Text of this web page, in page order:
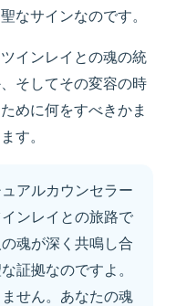
なサインなのです。
インレイとの魂の統
そしてその変容の時
めに何をすべきかま
す。
アルカウンセラー
ンレイとの旅路で
魂が深く共鳴し合
証拠なのですよ。
せん。あなたの魂